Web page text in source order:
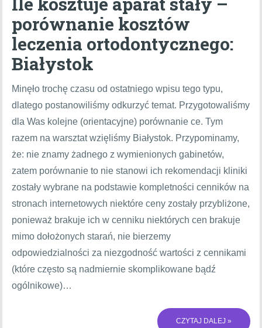
porównanie kosztów
leczenia ortodontycznego:
Białystok
Minęło trochę czasu od ostatniego wpisu tego typu,
dlatego postanowiliśmy odkurzyć temat. Przygotowaliśmy
dla Was kolejne (orientacyjne) porównanie ce. Tym
razem na warsztat wzięliśmy Białystok. Przypominamy,
że: nie znamy żadnego z wymienionych gabinetów,
zatem porównanie to nie stanowi ich rekomendacji kliniki
zostały wybrane na podstawie kompletności cenników na
stronach internetowych niektóre ceny zostały przybliżone,
ponieważ brakuje ich w cenniku niektórych cen brakuje
mimo dołożonych starań, nie bierzemy
odpowiedzialności za niezgodność wartości z cennikami
(które często są nadmiernie skomplikowane bądź
ogólnikowe)…
CZYTAJ DALEJ »